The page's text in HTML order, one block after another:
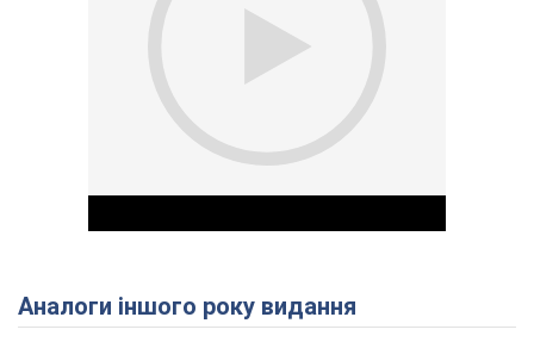
Аналоги іншого року видання